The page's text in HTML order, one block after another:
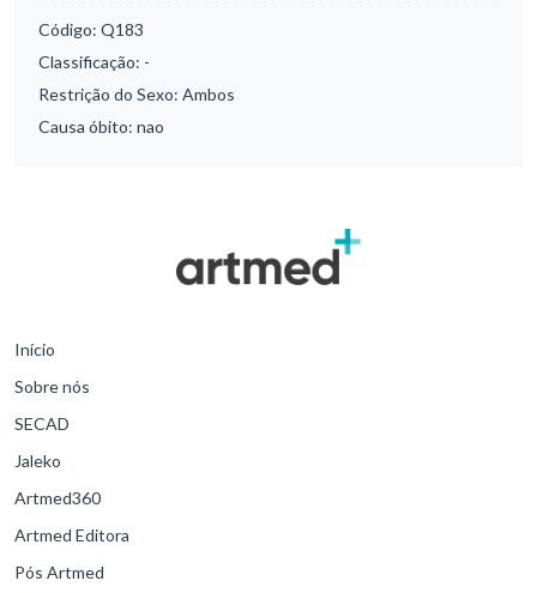
Código: Q183
Classificação: -
Restrição do Sexo: Ambos
Causa óbito: nao
Início
Sobre nós
SECAD
Jaleko
Artmed360
Artmed Editora
Pós Artmed